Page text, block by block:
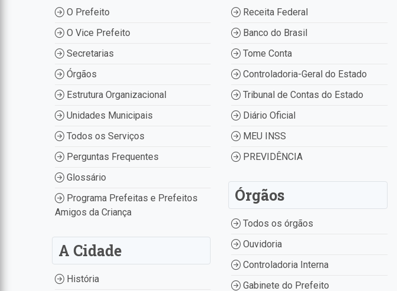
O Prefeito
O Vice Prefeito
Secretarias
Órgãos
Estrutura Organizacional
Unidades Municipais
Todos os Serviços
Perguntas Frequentes
Glossário
Programa Prefeitas e Prefeitos
Amigos da Criança
A Cidade
História
Receita Federal
Banco do Brasil
Tome Conta
Controladoria-Geral do Estado
Tribunal de Contas do Estado
Diário Oficial
MEU INSS
PREVIDÊNCIA
Órgãos
Todos os órgãos
Ouvidoria
Controladoria Interna
Gabinete do Prefeito